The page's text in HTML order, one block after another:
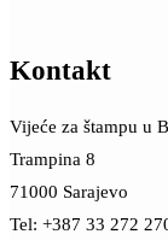
Kontakt
Vijeće za štampu u
Trampina 8
71000 Sarajevo
Tel: +387 33 272